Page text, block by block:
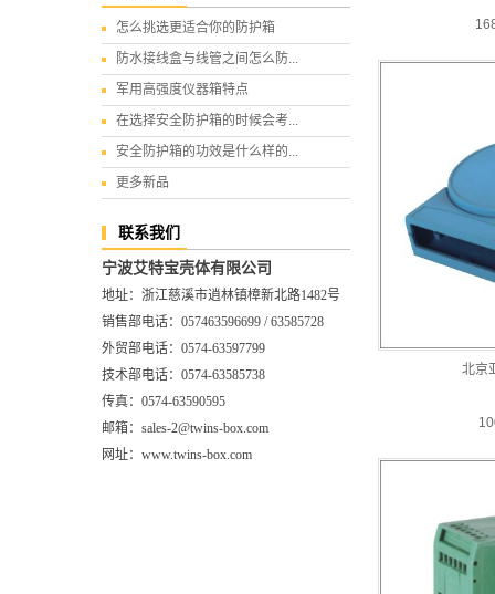
怎么挑选更适合你的防护箱
防水接线盒与线管之间怎么防...
军用高强度仪器箱特点
在选择安全防护箱的时候会考...
安全防护箱的功效是什么样的...
更多新品
联系我们
宁波艾特宝壳体有限公司
地址：浙江慈溪市逍林镇樟新北路1482号
销售部电话：057463596699 / 63585728
外贸部电话：0574-63597799
技术部电话：0574-63585738
传真：0574-63590595
邮箱：sales-2@twins-box.com
网址：www.twins-box.com
北京